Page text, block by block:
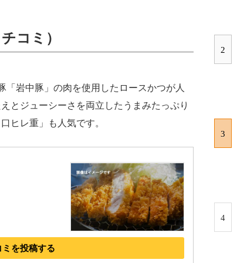
コミ）
岩中豚」の肉を使用したロースかつが人
とジューシーさを両立したうまみたっぷり
ヒレ重」も人気です。
を投稿する
2
3
4